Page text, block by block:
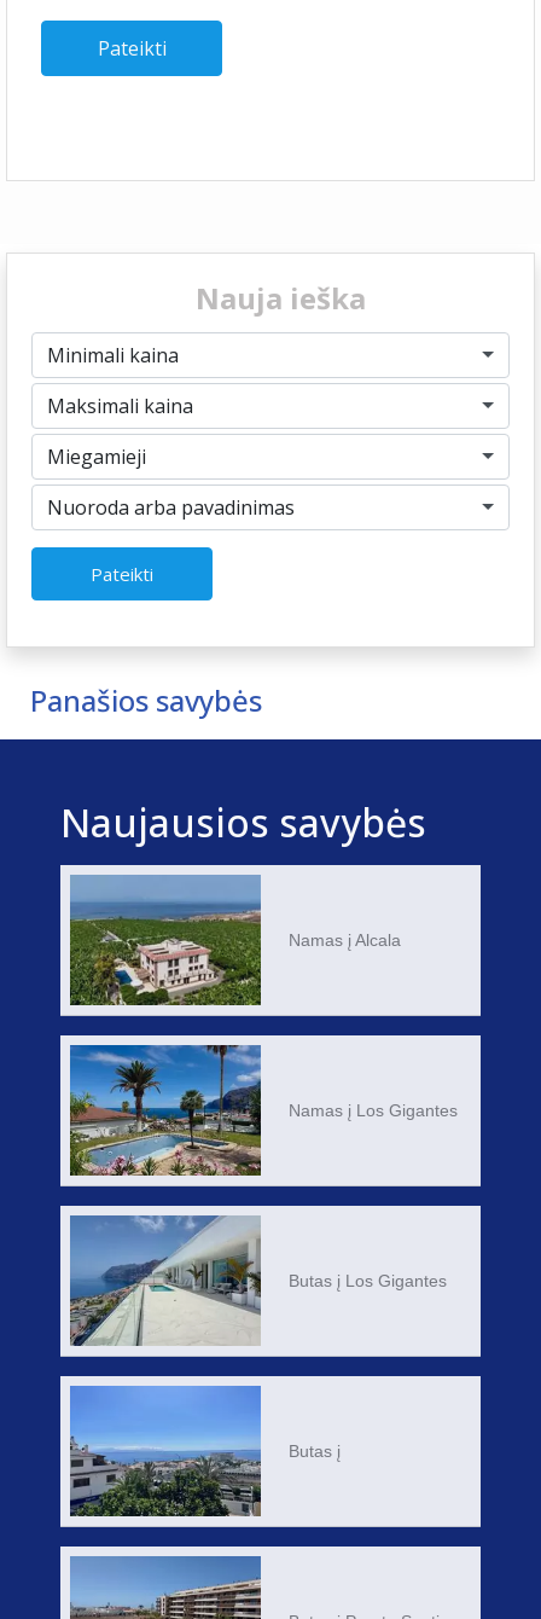
Nauja ieška
Minimali kaina
Maksimali kaina
Miegamieji
Nuoroda arba pavadinimas
Pateikti
Panašios savybės
Naujausios savybės
Namas į Alcala
Namas į Los Gigantes
Butas į Los Gigantes
Butas į